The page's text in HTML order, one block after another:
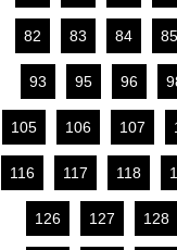
82 83 84 85
93 95 96
105 106 107
116 117 118
126 127 128